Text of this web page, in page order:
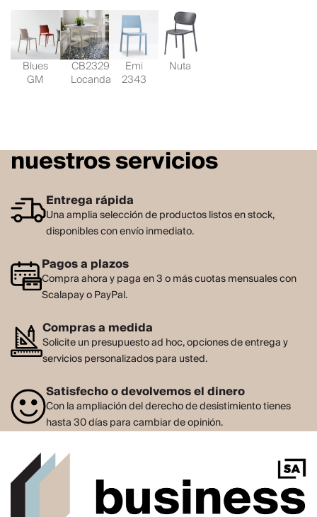
Blues
GM
CB2329
Locanda
Emi
2343
Nuta
nuestros servicios
Entrega rápida
Una amplia selección de productos listos en stock,
disponibles con envío inmediato.
Pagos a plazos
Compra ahora y paga en 3 o más cuotas mensuales con
Scalapay o PayPal.
Compras a medida
Solicite un presupuesto ad hoc, opciones de entrega y
servicios personalizados para usted.
Satisfecho o devolvemos el dinero
Con la ampliación del derecho de desistimiento tienes
hasta 30 días para cambiar de opinión.